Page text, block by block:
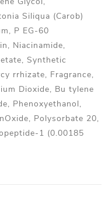
Siliqua (Carob)
P EG-60
Niacinamide,
Synthetic
rrhizate, Fragrance,
Dioxide, Bu tylene
Phenoxyethanol,
Polysorbate 20,
1 (0.00185